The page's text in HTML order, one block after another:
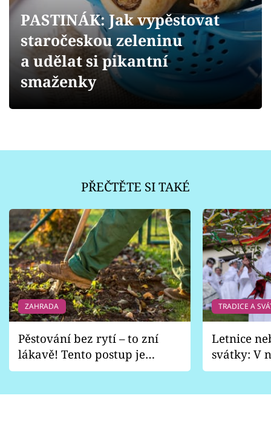
Přihlášení
Sledujte nás
PASTINÁK: Jak vypěstovat
staročeskou zeleninu
a udělat si pikantní
smaženky
PŘEČTĚTE SI TAKÉ
ZAHRADA
Pěstování bez rytí – to zní
lákavě! Tento postup je
vhodný jen pro některé
TRADICE A
Letnice
svátky: V
pondělí